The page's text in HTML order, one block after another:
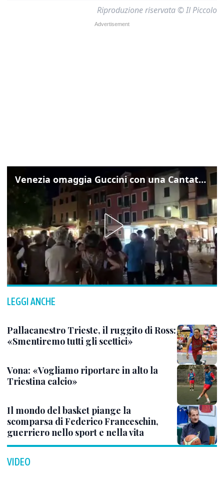
Riproduzione riservata © Il Piccolo
Venezia omaggia Guccini con una Cantata Anarchica in campo Santa Margherita
LEGGI ANCHE
Pallacanestro Trieste, il ruggito di Ross:
«Smentiremo tutti gli scettici»
Vona: «Vogliamo riportare in alto la
Triestina calcio»
Il mondo del basket piange la
scomparsa di Federico Franceschin,
guerriero nello sport e nella vita
VIDEO